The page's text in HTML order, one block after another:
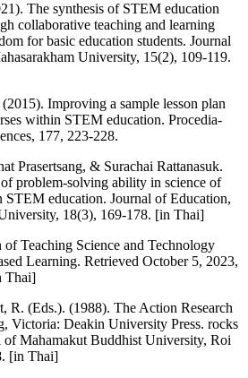
The synthesis of STEM education
collaborative teaching and learning
for basic education students. Journal
University, 15(2), 109-119.
Improving a sample lesson plan
within STEM education. Procedia-
177, 223-228.
Prasertsang, & Surachai Rattanasuk.
problem-solving ability in science of
STEM education. Journal of Education,
18(3), 169-178. [in Thai]
Teaching Science and Technology
Learning. Retrieved October 5, 2023,
Thai]
R. (Eds.). (1988). The Action Research
Victoria: Deakin University Press. rocks
of Mahamakut Buddhist University, Roi
[in Thai]